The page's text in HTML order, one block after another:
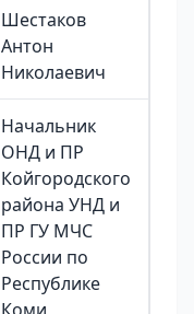
Шестаков
Антон
Николаевич
Начальник
ОНД и ПР
Койгородского
района УНД и
ПР ГУ МЧС
России по
Республике